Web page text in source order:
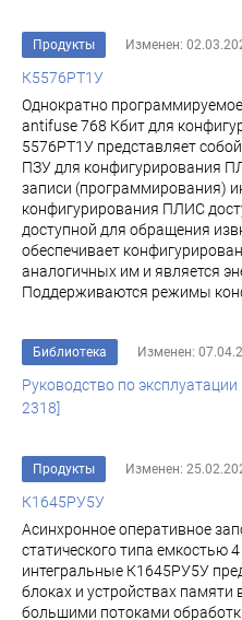
Продукты Изменен:
К5576РТ1У
Однократно
antifuse 768 Кбит для
5576РТ1У представляет
ПЗУ для конфигурирования
записи (программирования)
конфигурирования ПЛИС
доступной для обращения
обеспечивает
аналогичных им и является
Поддерживаются режимы
Библиотека Изменен:
Руководство по
2318]
Продукты Изменен:
К1645РУ5У
Асинхронное оперативное
статического типа емкостью
интегральные К1645РУ5У
блоках и устройствах памяти
большими потоками